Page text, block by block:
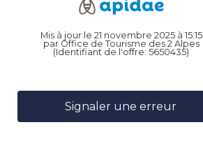
Mis à jour le 21 novembre 2025 à 15:15
par Office de Tourisme des 2 Alpes
(Identifiant de l'offre: 5650435)
Signaler une erreur